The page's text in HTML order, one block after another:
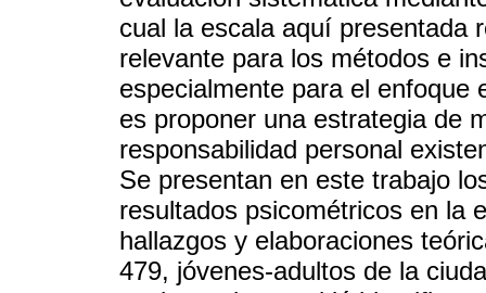
cual la escala aquí presentada
relevante para los métodos e
especialmente para el enfoque
es proponer una estrategia de
responsabilidad personal
Se presentan en este trabajo
resultados psicométricos en la
hallazgos y elaboraciones
479, jóvenes-adultos de la